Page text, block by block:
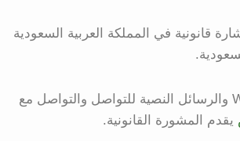
قانونية في المملكة العربية السعودية
يقدم المشورة القانونية.